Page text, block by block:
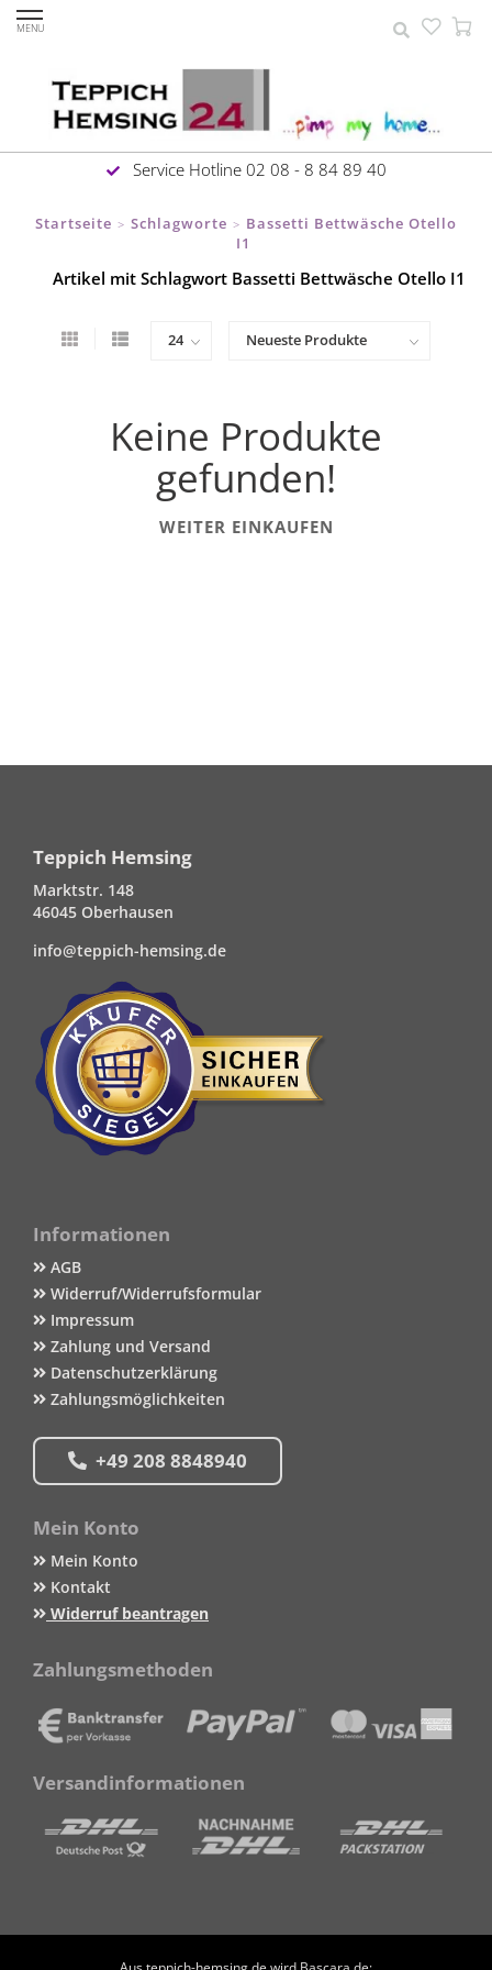
MENU
Service Hotline 02 08 - 8 84 89 40
Startseite > Schlagworte > Bassetti Bettwäsche Otello
I1
Artikel mit Schlagwort Bassetti Bettwäsche Otello I1
Keine Produkte
gefunden!
WEITER EINKAUFEN
Teppich Hemsing
Marktstr. 148
46045 Oberhausen
info@teppich-hemsing.de
Informationen
AGB
Widerruf/Widerrufsformular
Impressum
Zahlung und Versand
Datenschutzerklärung
Zahlungsmöglichkeiten
+49 208 8848940
Mein Konto
Mein Konto
Kontakt
Widerruf beantragen
Zahlungsmethoden
Versandinformationen